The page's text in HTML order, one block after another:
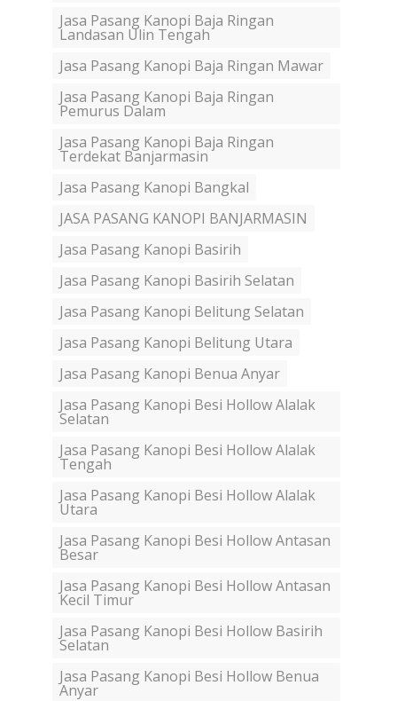
Jasa Pasang Kanopi Baja Ringan
Landasan Ulin Tengah
Jasa Pasang Kanopi Baja Ringan Mawar
Jasa Pasang Kanopi Baja Ringan
Pemurus Dalam
Jasa Pasang Kanopi Baja Ringan
Terdekat Banjarmasin
Jasa Pasang Kanopi Bangkal
JASA PASANG KANOPI BANJARMASIN
Jasa Pasang Kanopi Basirih
Jasa Pasang Kanopi Basirih Selatan
Jasa Pasang Kanopi Belitung Selatan
Jasa Pasang Kanopi Belitung Utara
Jasa Pasang Kanopi Benua Anyar
Jasa Pasang Kanopi Besi Hollow Alalak
Selatan
Jasa Pasang Kanopi Besi Hollow Alalak
Tengah
Jasa Pasang Kanopi Besi Hollow Alalak
Utara
Jasa Pasang Kanopi Besi Hollow Antasan
Besar
Jasa Pasang Kanopi Besi Hollow Antasan
Kecil Timur
Jasa Pasang Kanopi Besi Hollow Basirih
Selatan
Jasa Pasang Kanopi Besi Hollow Benua
Anyar